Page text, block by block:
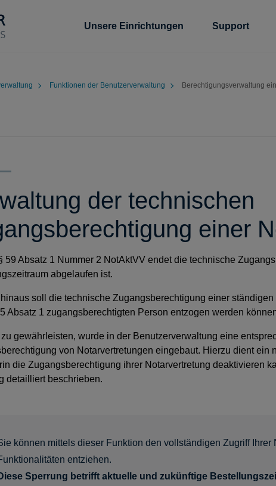
Unsere Einrichtungen Support
Funktionen der Benutzerverwaltung Berechtigungsverwaltung
der technischen
einer
59 Absatz 1 Nummer 2 NotAktVV endet die technische
abgelaufen ist.
hinaus soll die technische Zugangsberechtigung einer
Absatz 1 zugangsberechtigten Person entzogen werden
gewährleisten, wurde in der Benutzerverwaltung eine
von Notarvertretungen eingebaut. Hierzu dient ein
die Zugangsberechtigung ihrer Notarvertretung deaktivieren
detailliert beschrieben.
können mittels dieser Funktion den vollständigen Zugriff Ihrer
entziehen.
Sperrung betrifft aktuelle und zukünftige